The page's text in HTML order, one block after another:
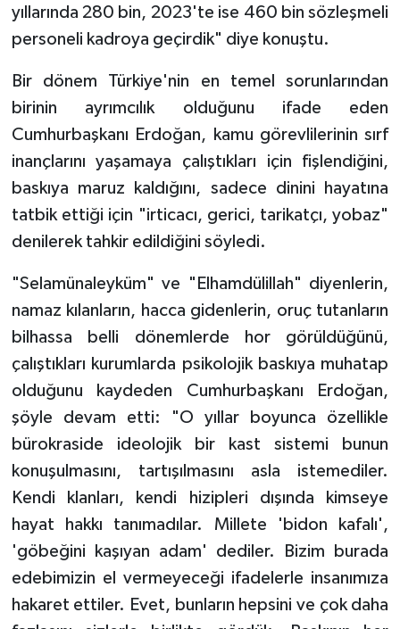
yıllarında 280 bin, 2023'te ise 460 bin sözleşmeli
personeli kadroya geçirdik" diye konuştu.
Bir dönem Türkiye'nin en temel sorunlarından
birinin ayrımcılık olduğunu ifade eden
Cumhurbaşkanı Erdoğan, kamu görevlilerinin sırf
inançlarını yaşamaya çalıştıkları için fişlendiğini,
baskıya maruz kaldığını, sadece dinini hayatına
tatbik ettiği için "irticacı, gerici, tarikatçı, yobaz"
denilerek tahkir edildiğini söyledi.
"Selamünaleyküm" ve "Elhamdülillah" diyenlerin,
namaz kılanların, hacca gidenlerin, oruç tutanların
bilhassa belli dönemlerde hor görüldüğünü,
çalıştıkları kurumlarda psikolojik baskıya muhatap
olduğunu kaydeden Cumhurbaşkanı Erdoğan,
şöyle devam etti: "O yıllar boyunca özellikle
bürokraside ideolojik bir kast sistemi bunun
konuşulmasını, tartışılmasını asla istemediler.
Kendi klanları, kendi hizipleri dışında kimseye
hayat hakkı tanımadılar. Millete 'bidon kafalı',
'göbeğini kaşıyan adam' dediler. Bizim burada
edebimizin el vermeyeceği ifadelerle insanımıza
hakaret ettiler. Evet, bunların hepsini ve çok daha